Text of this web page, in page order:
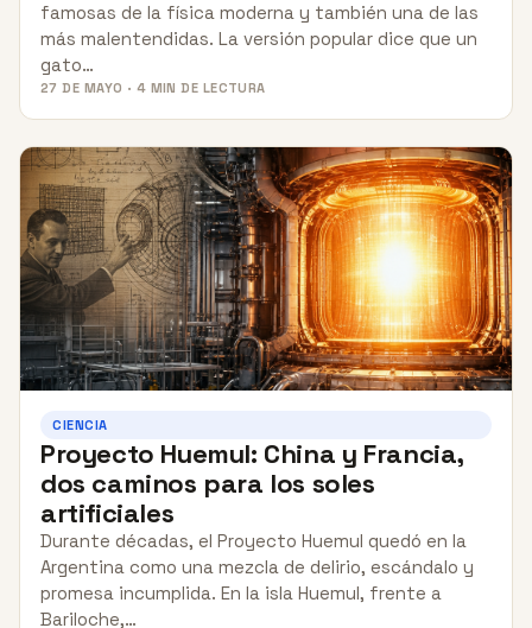
famosas de la física moderna y también una de las
más malentendidas. La versión popular dice que un
gato…
27 DE MAYO · 4 MIN DE LECTURA
CIENCIA
Proyecto Huemul: China y Francia,
dos caminos para los soles
artificiales
Durante décadas, el Proyecto Huemul quedó en la
Argentina como una mezcla de delirio, escándalo y
promesa incumplida. En la isla Huemul, frente a
Bariloche,…